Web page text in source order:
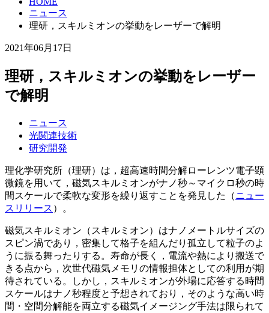
ニュース
理研，スキルミオンの挙動をレーザーで解明
2021年06月17日
理研，スキルミオンの挙動をレーザー
で解明
ニュース
光関連技術
研究開発
理化学研究所（理研）は，超高速時間分解ローレンツ電子顕
微鏡を用いて，磁気スキルミオンがナノ秒～マイクロ秒の時
間スケールで柔軟な変形を繰り返すことを発見した（ニュー
スリリース ）。
磁気スキルミオン（スキルミオン）はナノメートルサイズの
スピン渦であり，密集して格子を組んだり孤立して粒子のよ
うに振る舞ったりする。寿命が長く，電流や熱により搬送で
きる点から，次世代磁気メモリの情報担体としての利用が期
待されている。しかし，スキルミオンが外場に応答する時間
スケールはナノ秒程度と予想されており，そのような高い時
間・空間分解能を両立する磁気イメージング手法は限られて